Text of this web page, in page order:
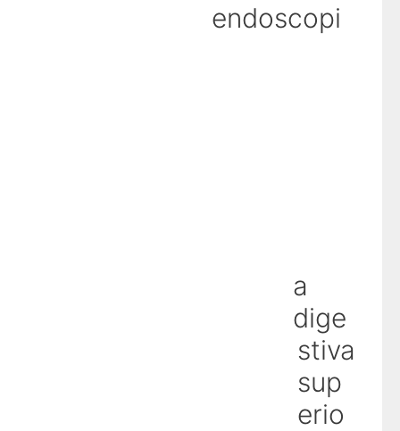
endoscopi
a
dige
stiva
sup
erio